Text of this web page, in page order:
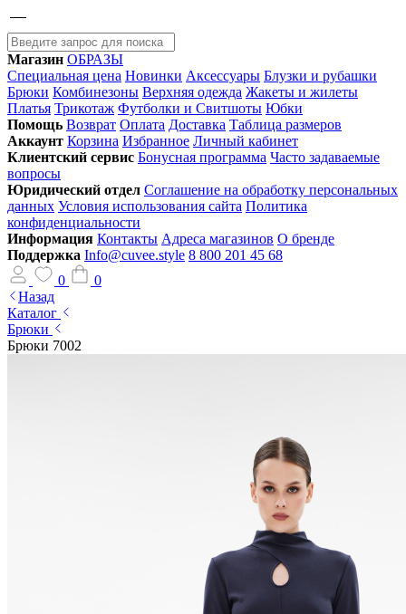
Магазин ОБРАЗЫ
Специальная цена Новинки Аксессуары Блузки и рубашки
Брюки Комбинезоны Верхняя одежда Жакеты и жилеты
Платья Трикотаж Футболки и Свитшоты Юбки
Помощь Возврат Оплата Доставка Таблица размеров
Аккаунт Корзина Избранное Личный кабинет
Клиентский сервис Бонусная программа Часто задаваемые
вопросы
Юридический отдел Соглашение на обработку персональных
данных Условия использования сайта Политика
конфиденциальности
Информация Контакты Адреса магазинов О бренде
Поддержка Info@cuvee.style 8 800 201 45 68
0
0
Назад
Каталог
Брюки
Брюки 7002